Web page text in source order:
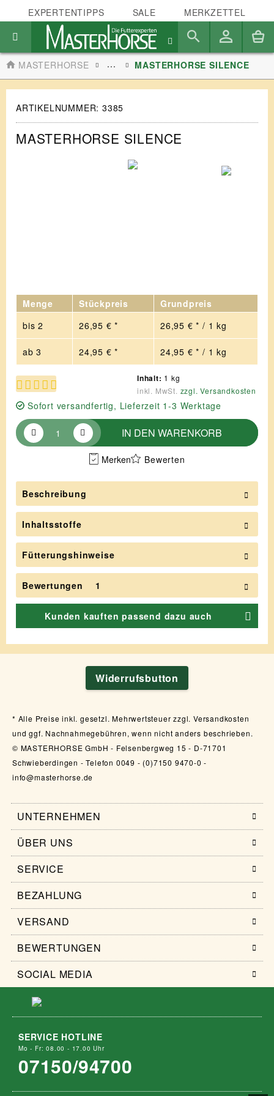
EXPERTENTIPPS SALE MERKZETTEL
MASTERHORSE ... MASTERHORSE SILENCE
ARTIKELNUMMER:3385
MASTERHORSE SILENCE
Menge Stückpreis
Grundpreis
bis2 26,95 € * 26,95 € * / 1 kg
ab3 24,95 € * 24,95 € * / 1 kg
Inhalt: 1 kg
inkl. MwSt. zzgl. Versandkosten
Sofort versandfertig, Lieferzeit 1-3 Werktage
IN DEN WARENKORB
Merken Bewerten
Beschreibung
Inhaltsstoffe
Fütterungshinweise
Bewertungen 1
Kunden kauften passend dazu auch
Widerrufsbutton
Alle Preise inkl. gesetzl. Mehrwertsteuer zzgl. Versandkosten
und ggf. Nachnahmegebühren, wenn nicht anders beschrieben.
© MASTERHORSE GmbH - Felsenbergweg 15 - D-71701
Schwieberdingen - Telefon 0049 - (0)7150 9470-0 -
info@masterhorse.de
UNTERNEHMEN
ÜBER UNS
SERVICE
BEZAHLUNG
VERSAND
BEWERTUNGEN
SOCIAL MEDIA
SERVICE HOTLINE
Mo - Fr: 08.00 - 17.00 Uhr
07150/94700